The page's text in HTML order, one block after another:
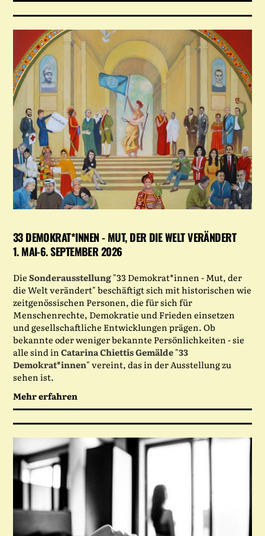
33 DEMOKRAT*INNEN - MUT, DER DIE WELT VERÄNDERT
1. MAI-6. SEPTEMBER 2026
DieSonderausstellung"33 Demokrat*innen - Mut, der
die Welt verändert" beschäftigt sich mit historischen wie
zeitgenössischen Personen, die für sich für
Menschenrechte, Demokratie und Frieden einsetzen
und gesellschaftliche Entwicklungen prägen. Ob
bekannte oder weniger bekannte Persönlichkeiten - sie
alle sind in Catarina ChiettisGemälde"33
Demokrat*innen" vereint, das in der Ausstellung zu
sehen ist.
Mehr erfahren